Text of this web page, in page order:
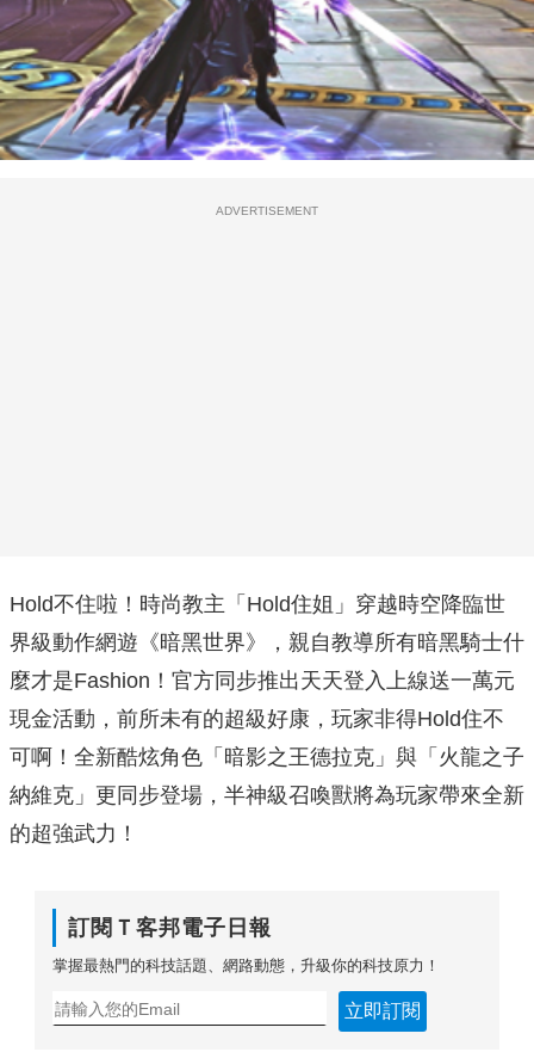
ADVERTISEMENT
Hold不住啦！時尚教主「Hold住姐」穿越時空降臨世
界級動作網遊《暗黑世界》，親自教導所有暗黑騎士什
麼才是Fashion！官方同步推出天天登入上線送一萬元
現金活動，前所未有的超級好康，玩家非得Hold住不
可啊！全新酷炫角色「暗影之王德拉克」與「火龍之子
納維克」更同步登場，半神級召喚獸將為玩家帶來全新
的超強武力！
訂閱Ｔ客邦電子日報
掌握最熱門的科技話題、網路動態，升級你的科技原力！
立即訂閱